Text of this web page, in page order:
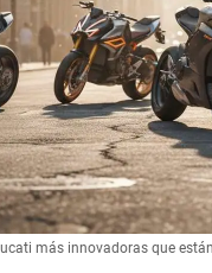
más innovadoras que